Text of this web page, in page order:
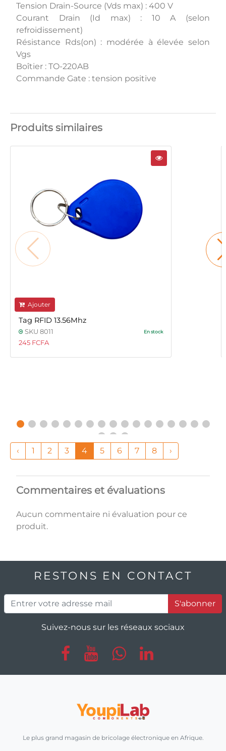
Tension Drain-Source (Vds max) : 400 V
Courant Drain (Id max) : 10 A (selon
refroidissement)
Résistance Rds(on) : modérée à élevée selon
Vgs
Boîtier : TO-220AB
Commande Gate : tension positive
Produits similaires
Ajouter
Tag RFID 13.56Mhz
SKU 8011 En stock
245 FCFA
‹ 1 2 3 4 5 6 7 8 ›
Commentaires et évaluations
Aucun commentaire ni évaluation pour ce
produit.
RESTONS EN CONTACT
S'abonner
Suivez-nous sur les réseaux sociaux
Le plus grand magasin de bricolage électronique en Afrique.